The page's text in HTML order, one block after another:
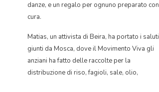
danze, e un regalo per ognuno preparato con
cura.
Matias, un attivista di Beira, ha portato i saluti
giunti da Mosca, dove il Movimento Viva gli
anziani ha fatto delle raccolte per la
distribuzione di riso, fagioli, sale, olio,